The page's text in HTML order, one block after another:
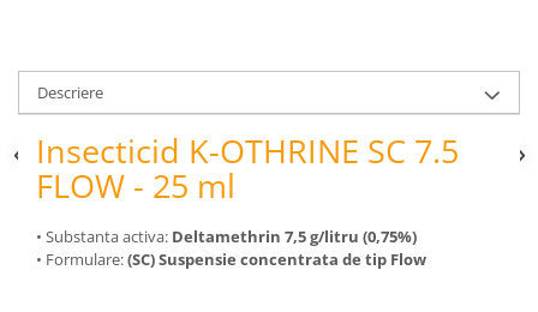
Prese Hidraulice
Prese de rulmenti hidraulice
Echipamente electrice
Benzi izolatoare
Role Prelungitoare
Polizoare unghiulare
Descriere
Insecticid K-OTHRINE SC 7.5
FLOW - 25 ml
• Substanta activa: Deltamethrin 7,5 g/litru (0,75%)
• Formulare:(SC) Suspensie concentrata de tip Flow